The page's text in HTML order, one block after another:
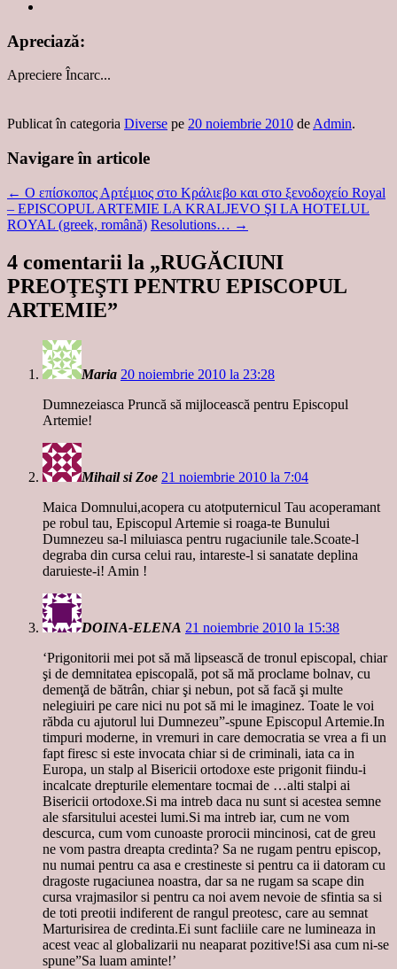
Apreciază:
Apreciere Încarc...
Publicat în categoria Diverse pe 20 noiembrie 2010 deAdmin.
Navigare în articole
← Ο επίσκοπος Αρτέμιος στο Κράλιεβο και στο ξενοδοχείο Royal
– EPISCOPUL ARTEMIE LA KRALJEVO ŞI LA HOTELUL
ROYAL (greek, română) Resolutions… →
4 comentarii la „RUGĂCIUNI
PREOŢEŞTI PENTRU EPISCOPUL
ARTEMIE”
Maria 20 noiembrie 2010 la 23:28
Dumnezeiasca Pruncă să mijlocească pentru Episcopul
Artemie!
Mihail si Zoe 21 noiembrie 2010 la 7:04
Maica Domnului,acopera cu atotputernicul Tau acoperamant
pe robul tau, Episcopul Artemie si roaga-te Bunului
Dumnezeu sa-l miluiasca pentru rugaciunile tale.Scoate-l
degraba din cursa celui rau, intareste-l si sanatate deplina
daruieste-i! Amin !
DOINA-ELENA 21 noiembrie 2010 la 15:38
‘Prigonitorii mei pot să mă lipsească de tronul episcopal, chiar
şi de demnitatea episcopală, pot să mă proclame bolnav, cu
demenţă de bătrân, chiar şi nebun, pot să facă şi multe
nelegiuiri pe care nici nu pot să mi le imaginez. Toate le voi
răbda cu ajutorul lui Dumnezeu”-spune Episcopul Artemie.In
timpuri moderne, in vremuri in care democratia se vrea a fi un
fapt firesc si este invocata chiar si de criminali, iata ca in
Europa, un stalp al Bisericii ortodoxe este prigonit fiindu-i
incalcate drepturile elementare tocmai de …alti stalpi ai
Bisericii ortodoxe.Si ma intreb daca nu sunt si acestea semne
ale sfarsitului acestei lumi.Si ma intreb iar, cum ne vom
descurca, cum vom cunoaste prorocii mincinosi, cat de greu
ne vom pastra dreapta credinta? Sa ne rugam pentru episcop,
nu numai pentru ca asa e crestineste si pentru ca ii datoram cu
dragoste rugaciunea noastra, dar sa ne rugam sa scape din
cursa vrajmasilor si pentru ca noi avem nevoie de sfintia sa si
de toti preotii indiferent de rangul preotesc, care au semnat
Marturisirea de credinta.Ei sunt facliile care ne lumineaza in
acest veac al globalizarii nu neaparat pozitive!Si asa cum ni-se
spune”Sa luam aminte!’